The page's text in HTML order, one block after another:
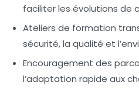
faciliter les évolutions de
Ateliers de formation
sécurité, la qualité et
Encouragement des
l’adaptation rapide aux